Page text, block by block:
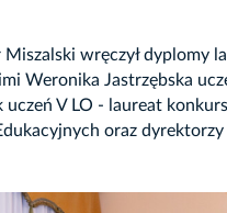
wręczył dyplomy
Weronika Jastrzębska
V LO - laureat
oraz dyrektorzy